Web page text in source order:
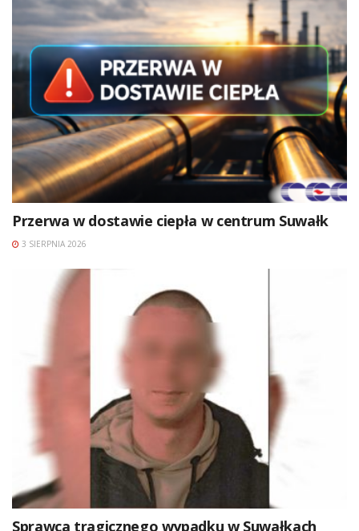
Przerwa w dostawie ciepła w centrum Suwałk
3 SIERPNIA 2026
Sprawca tragicznego wypadku w Suwałkach